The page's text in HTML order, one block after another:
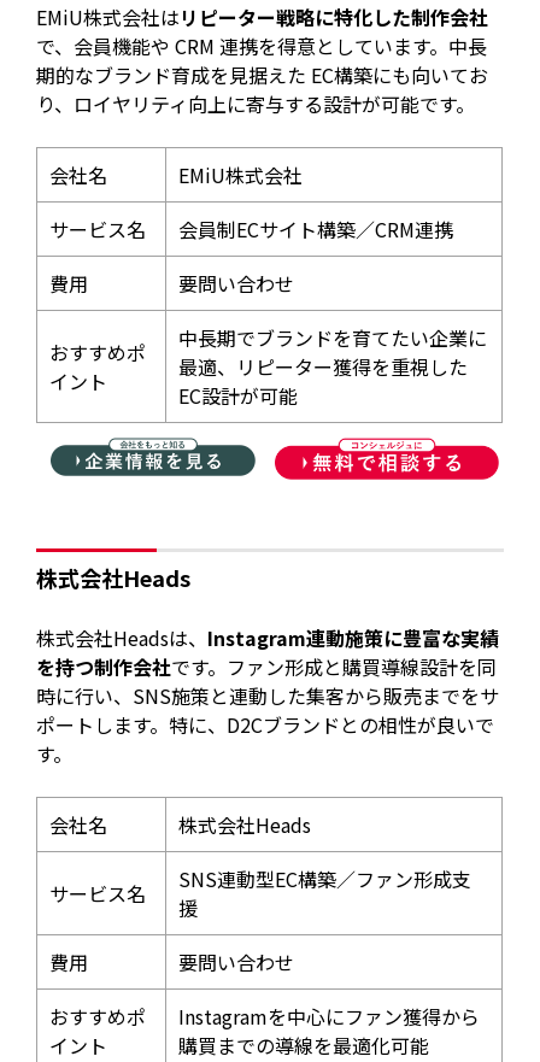
EMiU株式会社はリピーター戦略に特化した制作会社
で、会員機能や CRM 連携を得意としています。中長
期的なブランド育成を見据えた EC構築にも向いてお
り、ロイヤリティ向上に寄与する設計が可能です。
会社名
EMiU株式会社
サービス名
会員制ECサイト構築／CRM連携
費用
要問い合わせ
おすすめポ
イント
中長期でブランドを育てたい企業に
最適、リピーター獲得を重視した
EC設計が可能
株式会社Heads
株式会社Headsは、 Instagram連動施策に豊富な実績
を持つ制作会社です。ファン形成と購買導線設計を同
時に行い、SNS施策と連動した集客から販売までをサ
ポートします。特に、D2Cブランドとの相性が良いで
す。
会社名 株式会社Heads
サービス名
SNS連動型EC構築／ファン形成支
援
費用
要問い合わせ
おすすめポ
イント
Instagramを中心にファン獲得から
購買までの導線を最適化可能